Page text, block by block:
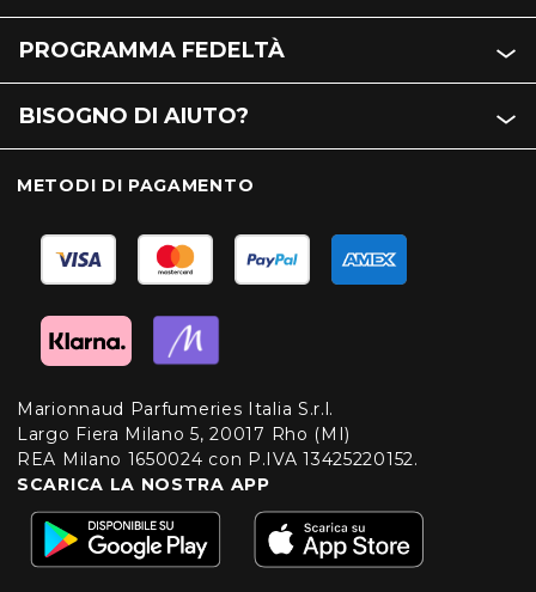
PROGRAMMA FEDELTÀ
BISOGNO DI AIUTO?
METODI DI PAGAMENTO
Marionnaud Parfumeries Italia S.r.l.
Largo Fiera Milano 5, 20017 Rho (MI)
REA Milano 1650024 con P.IVA 13425220152.
SCARICA LA NOSTRA APP